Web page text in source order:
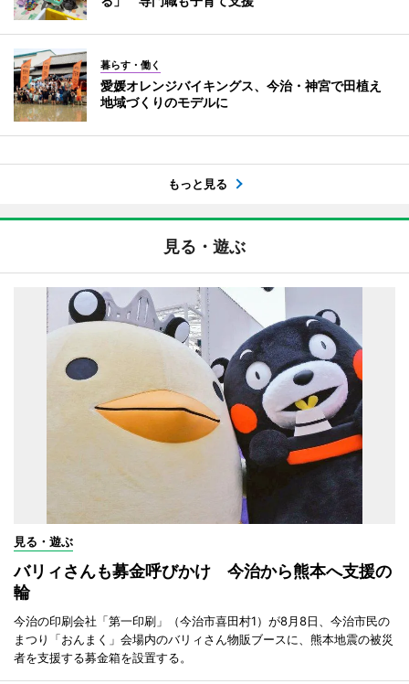
暮らす・働く
愛媛オレンジバイキングス、今治・神宮で田植え
地域づくりのモデルに
もっと見る
見る・遊ぶ
見る・遊ぶ
バリィさんも募金呼びかけ 今治から熊本へ支援の
輪
今治の印刷会社「第一印刷」（今治市喜田村1）が8月8日、今治市民の
まつり「おんまく」会場内のバリィさん物販ブースに、熊本地震の被災
者を支援する募金箱を設置する。